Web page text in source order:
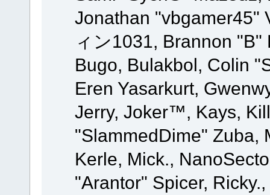
Jonathan "vbgamer45"
ィン1031, Brannon
Bugo, Bulakbol, Colin
Eren Yasarkurt,
Jerry, Joker™, Kays,
"SlammedDime" Zuba,
Kerle, Mick.,
"Arantor" Spicer,